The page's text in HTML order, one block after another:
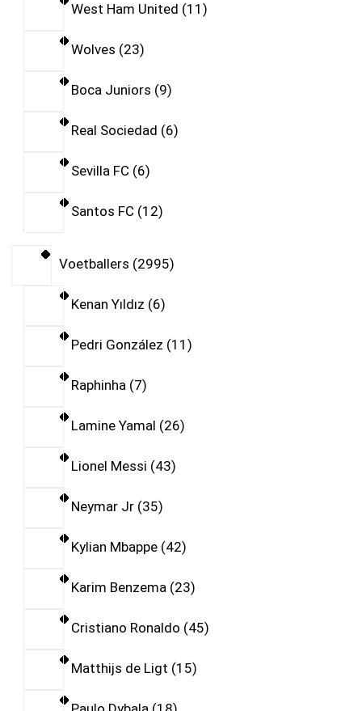
West Ham United 11
Wolves 23
Boca Juniors 9
Real Sociedad 6
Sevilla FC 6
Santos FC 12
Voetballers 2995
Kenan Yıldız 6
Pedri González 11
Raphinha 7
Lamine Yamal 26
Lionel Messi 43
Neymar Jr 35
Kylian Mbappe 42
Karim Benzema 23
Cristiano Ronaldo 45
Matthijs de Ligt 15